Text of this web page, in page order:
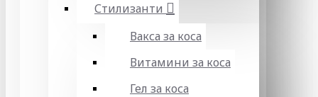
Стилизанти
Вакса за коса
Витамини за коса
Гел за коса